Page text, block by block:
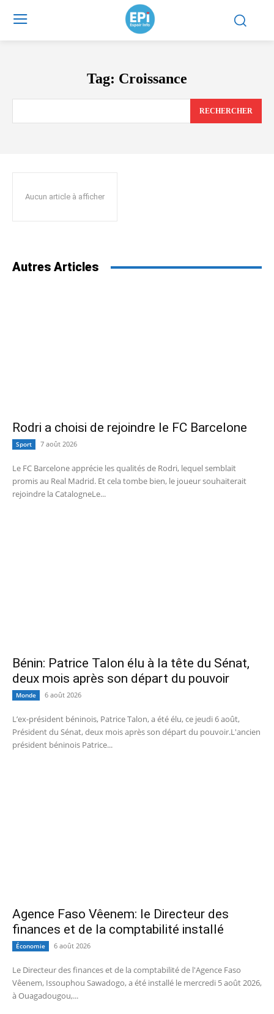
Tag: Croissance
RECHERCHER
Aucun article à afficher
Autres Articles
Rodri a choisi de rejoindre le FC Barcelone
Sport 7 août 2026
Le FC Barcelone apprécie les qualités de Rodri, lequel semblait
promis au Real Madrid. Et cela tombe bien, le joueur souhaiterait
rejoindre la CatalogneLe...
Bénin: Patrice Talon élu à la tête du Sénat,
deux mois après son départ du pouvoir
Monde 6 août 2026
L’ex-président béninois, Patrice Talon, a été élu, ce jeudi 6 août,
Président du Sénat, deux mois après son départ du pouvoir.L'ancien
président béninois Patrice...
Agence Faso Vêenem: le Directeur des
finances et de la comptabilité installé
Économie 6 août 2026
Le Directeur des finances et de la comptabilité de l'Agence Faso
Vêenem, Issouphou Sawadogo, a été installé le mercredi 5 août 2026,
à Ouagadougou,...